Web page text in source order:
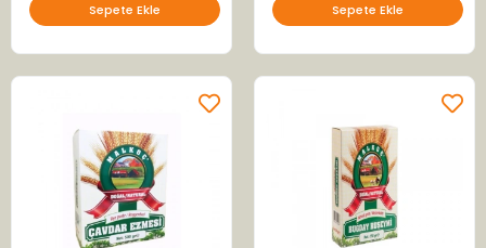
Sepete Ekle Sepete Ekle